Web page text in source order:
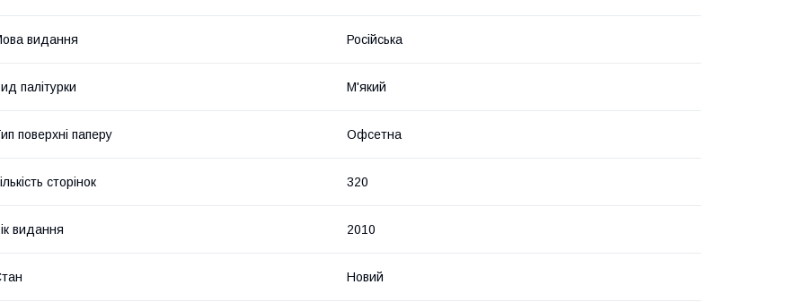
видання Російська
палітурки М'який
поверхні паперу Офсетна
сторінок 320
видання 2010
Новий